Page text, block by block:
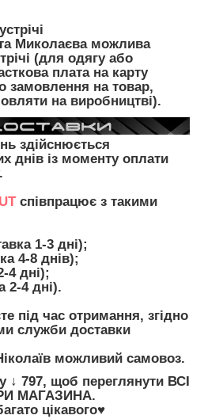
Миколаєва можлива
(для одягу або
плата на карту
замовлення на товар,
на виробництві).
здійснюється
днів із моменту оплати
співпрацює з такими
1-3 дні);
4-8 днів);
4 дні);
2-4 дні).
під час отримання, згідно
служби доставки
можливий самовоз.
↓ 797, щоб переглянути ВСІ
МАГАЗИНА.
цікавого♥